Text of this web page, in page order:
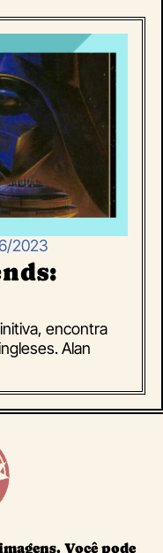
2023
encontra
Alan
Você pode